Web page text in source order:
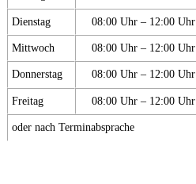
Dienstag 08:00 Uhr – 12:00 Uhr
Mittwoch 08:00 Uhr – 12:00 Uhr
Donnerstag 08:00 Uhr – 12:00 Uhr
Freitag 08:00 Uhr – 12:00 Uhr
oder nach Terminabsprache